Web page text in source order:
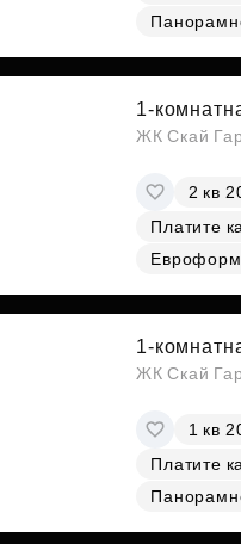
1-
ЖК Скай
2 кв
Платите
1-
ЖК Скай
1 кв
Платите